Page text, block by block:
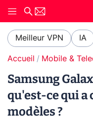
Meilleur VPN IA
Accueil Mobile &
Samsung
qu'est-ce qui a
modèles ?